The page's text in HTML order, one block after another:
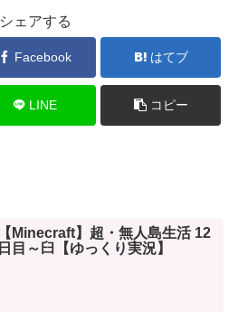
シェアする
Facebook はてブ
LINE コピー
【Minecraft】超・無人島生活 12
日目～臼【ゆっくり実況】